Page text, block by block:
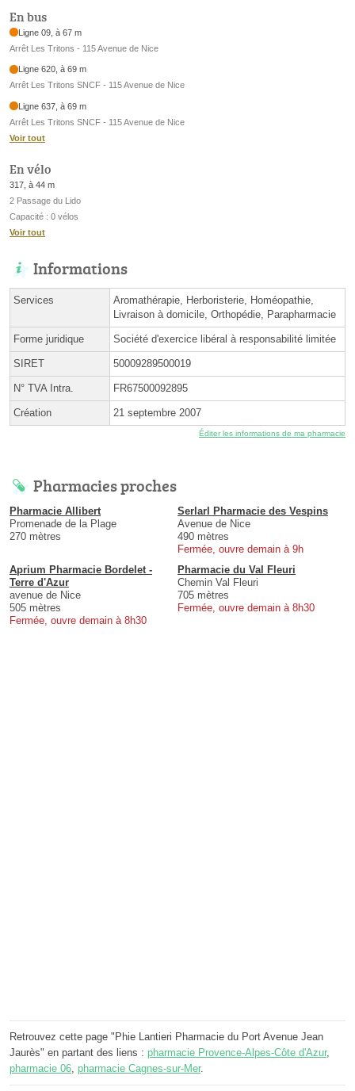
En bus
Ligne 09, à 67 m
Arrêt Les Tritons - 115 Avenue de Nice
Ligne 620, à 69 m
Arrêt Les Tritons SNCF - 115 Avenue de Nice
Ligne 637, à 69 m
Arrêt Les Tritons SNCF - 115 Avenue de Nice
Voir tout
En vélo
317, à 44 m
2 Passage du Lido
Capacité : 0 vélos
Voir tout
Informations
Services
Aromathérapie, Herboristerie, Homéopathie,
Livraison à domicile, Orthopédie, Parapharmacie
Forme juridique Société d'exercice libéral à responsabilité limitée
SIRET 50009289500019
N° TVA Intra. FR67500092895
Création 21 septembre 2007
Éditer les informations de ma pharmacie
Pharmacies proches
Pharmacie Allibert
Promenade de la Plage
270 mètres
Serlarl Pharmacie des Vespins
Avenue de Nice
490 mètres
Fermée, ouvre demain à 9h
Aprium Pharmacie Bordelet -
Terre d'Azur
avenue de Nice
505 mètres
Fermée, ouvre demain à 8h30
Pharmacie du Val Fleuri
Chemin Val Fleuri
705 mètres
Fermée, ouvre demain à 8h30
Retrouvez cette page "Phie Lantieri Pharmacie du Port Avenue Jean
Jaurès" en partant des liens : pharmacie Provence-Alpes-Côte d'Azur,
pharmacie 06, pharmacie Cagnes-sur-Mer.